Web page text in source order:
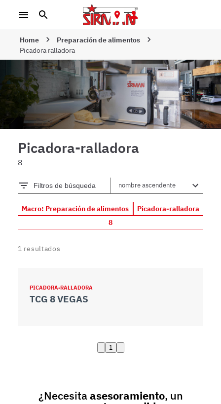
Home
Preparación de alimentos
Picadora ralladora
Picadora-ralladora
8
Filtros de búsqueda
Macro: Preparación de alimentos
Picadora-ralladora
8
1 resultados
PICADORA-RALLADORA
TCG 8 VEGAS
1
¿Necesitaasesoramiento, un